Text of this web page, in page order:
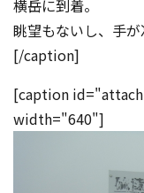
横岳に到着。
眺望もないし、手が
[/caption]
[caption
width="640"]